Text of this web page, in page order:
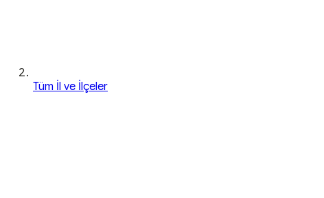
Tüm İl ve İlçeler